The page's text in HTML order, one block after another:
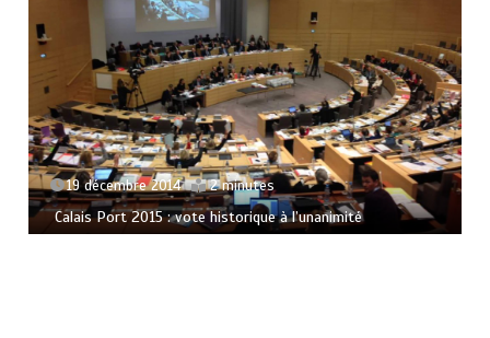
19 décembre 2014 2 minutes
Calais Port 2015 : vote historique à l’unanimité